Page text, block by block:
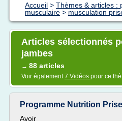
Accueil > Thèmes & articles :
musculaire > musculation
Articles sélectionnés
jambes
→ 88 articles
Voir également7 Vidéos pour ce
Programme Nutrition
Avoir